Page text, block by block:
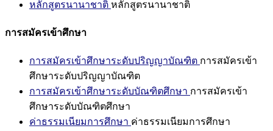
หลักสูตรนานาชาติ หลักสูตรนานาชาติ
การสมัครเข้าศึกษา
การสมัครเข้าศึกษาระดับปริญญาบัณฑิต การสมัครเข้า
ศึกษาระดับปริญญาบัณฑิต
การสมัครเข้าศึกษาระดับบัณฑิตศึกษา การสมัครเข้า
ศึกษาระดับบัณฑิตศึกษา
ค่าธรรมเนียมการศึกษา ค่าธรรมเนียมการศึกษา